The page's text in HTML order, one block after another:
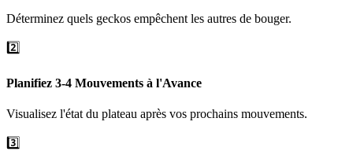
Déterminez quels geckos empêchent les autres de bouger.
2️⃣
Planifiez 3-4 Mouvements à l'Avance
Visualisez l'état du plateau après vos prochains mouvements.
3️⃣